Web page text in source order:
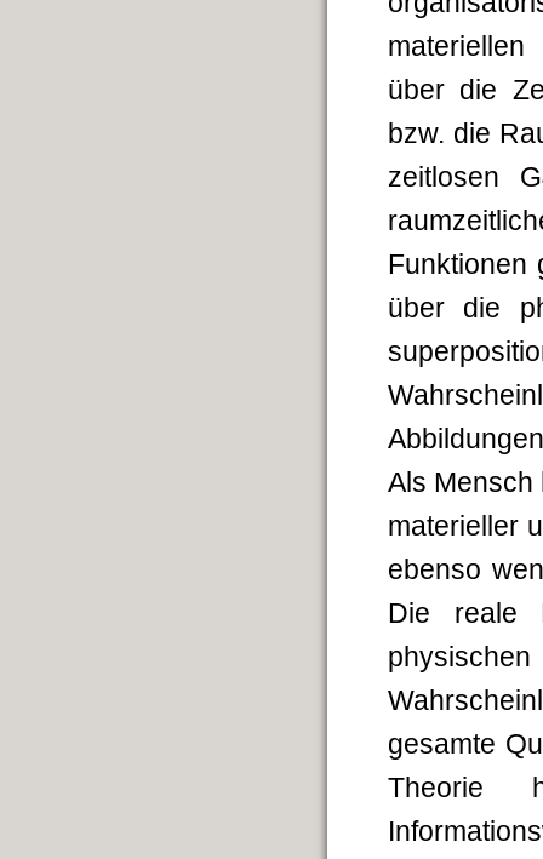
über die
bzw. die
zeitlosen
Funktionen
über die
Als Mensch
materieller
ebenso
Die reale
gesamte
Theorie